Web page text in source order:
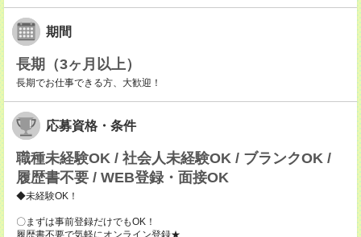
期間
長期（3ヶ月以上）
長期でお仕事できる方、大歓迎！
応募資格・条件
職種未経験OK / 社会人未経験OK / ブランクOK /
履歴書不要 / WEB登録・面接OK
◆未経験OK！
〇まずは事前登録だけでもOK！
履歴書不要で気軽にオンライン登録★